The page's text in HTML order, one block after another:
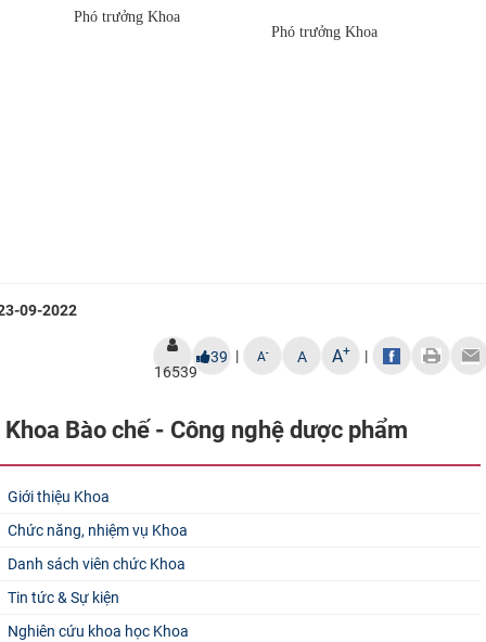
Phó trưởng Khoa
Phó trưởng Khoa
09-2022
16539
39 | A- A A+ |
Khoa Bào chế - Công nghệ dược phẩm
Giới thiệu Khoa
Chức năng, nhiệm vụ Khoa
Danh sách viên chức Khoa
Tin tức & Sự kiện
Nghiên cứu khoa học Khoa